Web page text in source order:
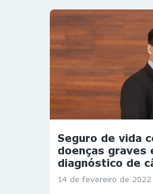
Seguro de vida
doenças graves
diagnóstico de
14 de fevereiro de 2022